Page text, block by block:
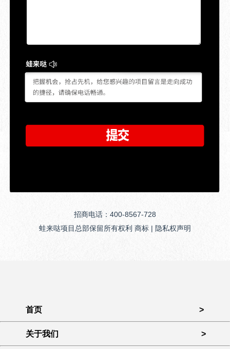
招商电话：400-8567-728
蛙来哒项目总部保留所有权利 商标 | 隐私权声明
首页 >
关于我们 >